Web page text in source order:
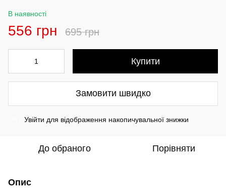
В наявності
556 грн 695 грн
Купити
Замовити швидко
Увійти для відображення накопичувальної знижки
До обраного Порівняти
Опис